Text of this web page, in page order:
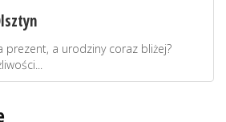
prezent, a urodziny coraz bliżej?